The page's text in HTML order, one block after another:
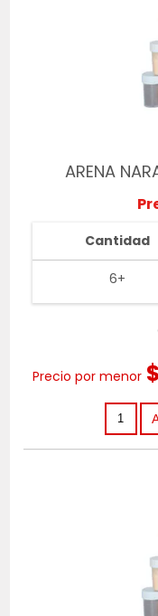
ARENA
Cantidad
6+
Precio por menor